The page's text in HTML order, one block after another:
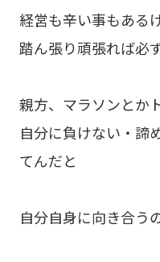
経営も辛い事もある
踏ん張り頑張れば必
親方、マラソンとか
自分に負けない・諦
てんだと
自分自身に向き合う